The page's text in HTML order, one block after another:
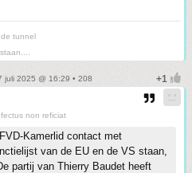
tunnel
juli 2025 @ 16:29 • 208
non reficiat
Kamerlid contact met
van de EU en de VS staan,
partij van Thierry Baudet heeft